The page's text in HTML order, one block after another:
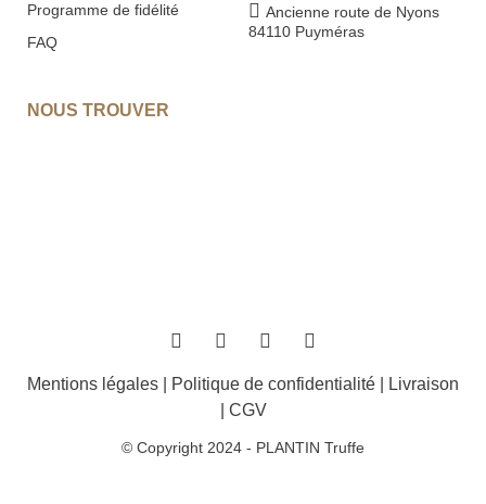
Programme de fidélité
FAQ
Ancienne route de Nyons
84110 Puyméras
NOUS TROUVER
© Copyright 2024 - PLANTIN Truffe
Mentions légales Politique de confidentialité
Livraison
CGV